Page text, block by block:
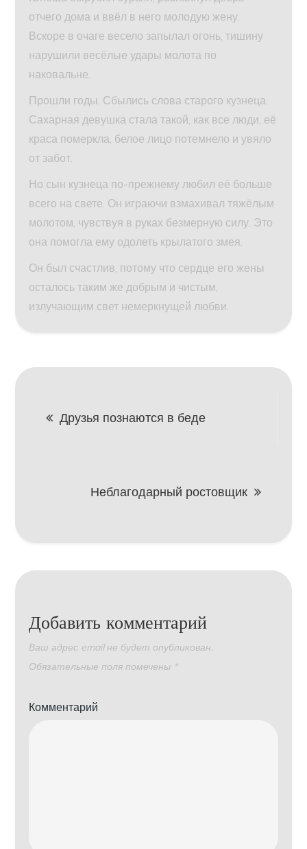
отчего дома и ввёл в него молодую жену.
Вскоре в очаге весело запылал огонь, тишину
нарушили весёлые удары молота по
наковальне.
Прошли годы. Сбылись слова старого кузнеца.
Сахарная девушка стала такой, как все люди, её
краса померкла, белое лицо потемнело и увяло
от забот.
Но сын кузнеца по-прежнему любил её больше
всего на свете. Он играючи взмахивал тяжёлым
молотом, чувствуя в руках безмерную силу. Это
она помогла ему одолеть крылатого змея.
Он был счастлив, потому что сердце его жены
осталось таким же добрым и чистым,
излучающим свет немеркнущей любви.
Навигация
записям
Друзья познаются в беде
Неблагодарный ростовщик
Добавить комментарий
Ваш адрес email не будет опубликован.
Обязательные поля помечены *
Комментарий